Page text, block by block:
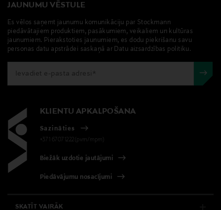
JAUNUMU VĒSTULE
Es vēlos saņemt jaunumu komunikāciju par Stockmann
piedāvātajiem produktiem, pasākumiem, veikaliem un kultūras
jaunumiem. Pierakstoties jaunumiem, es dodu piekrišanu savu
personas datu apstrādei saskaņā ar Datu aizsardzības politiku.
KLIENTU APKALPOŠANA
Sazināties
+371 67071222(pvm/mpm)
Biežāk uzdotie jautājumi
Piedāvājumu nosacījumi
SKATĪT VAIRĀK